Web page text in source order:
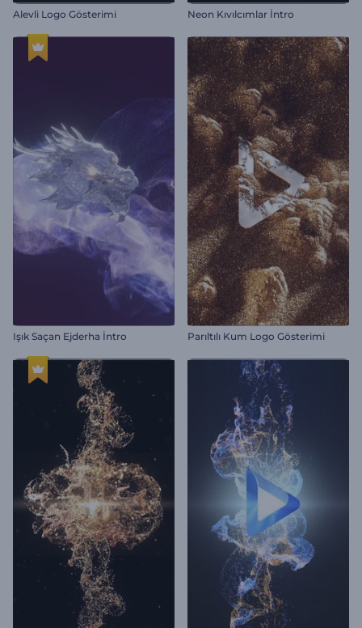
Alevli Logo Gösterimi Neon Kıvılcımlar İntro
Işık Saçan Ejderha İntro Parıltılı Kum Logo Gösterimi